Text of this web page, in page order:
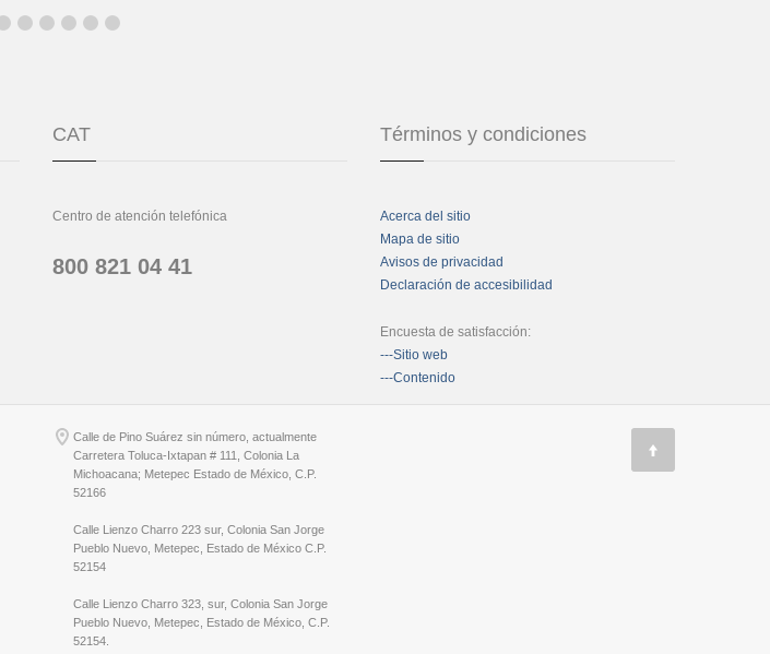
CAT
Centro de atención telefónica
800 821 04 41
Términos y condiciones
Acerca del sitio
Mapa de sitio
Avisos de privacidad
Declaración de accesibilidad
Encuesta de satisfacción:
---Sitio web
---Contenido
Calle de Pino Suárez sin número, actualmente
Carretera Toluca-Ixtapan # 111, Colonia La
Michoacana; Metepec Estado de México, C.P.
52166
Calle Lienzo Charro 223 sur, Colonia San Jorge
Pueblo Nuevo, Metepec, Estado de México C.P.
52154
Calle Lienzo Charro 323, sur, Colonia San Jorge
Pueblo Nuevo, Metepec, Estado de México, C.P.
52154.